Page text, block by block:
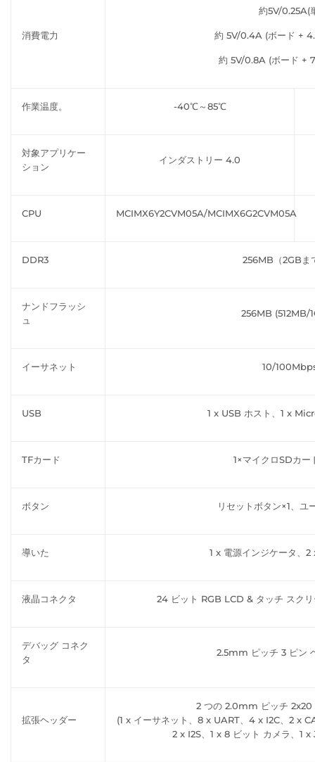
消費電力
約5V/0.25A(
約 5V/0.4A (ボード +
約 5V/0.8A (ボード +
作業温度。 -40℃～85℃
対象アプリケー
ション
インダストリー 4.0
CPU MCIMX6Y2CVM05A/MCIMX6G2CVM05A
DDR3 256MB（2GBま
ナンドフラッシ
ュ
256MB (512MB/
イーサネット 10/
USB 1 x USB ホスト、1 x
TFカード 1×マイクロSDカー
ボタン リセットボタン×1、ユ
導いた 1 x 電源インジケータ、
液晶コネクタ 24 ビット RGB LCD & タッチ スク
デバッグ コネク
タ
2.5mm ピッチ 3 ピン
拡張ヘッダー
2 つの 2.0mm ピッチ 2x20
(1 x イーサネット、8 x UART、4 x I2C、2 x
2 x I2S、1 x 8 ビット カメラ、1